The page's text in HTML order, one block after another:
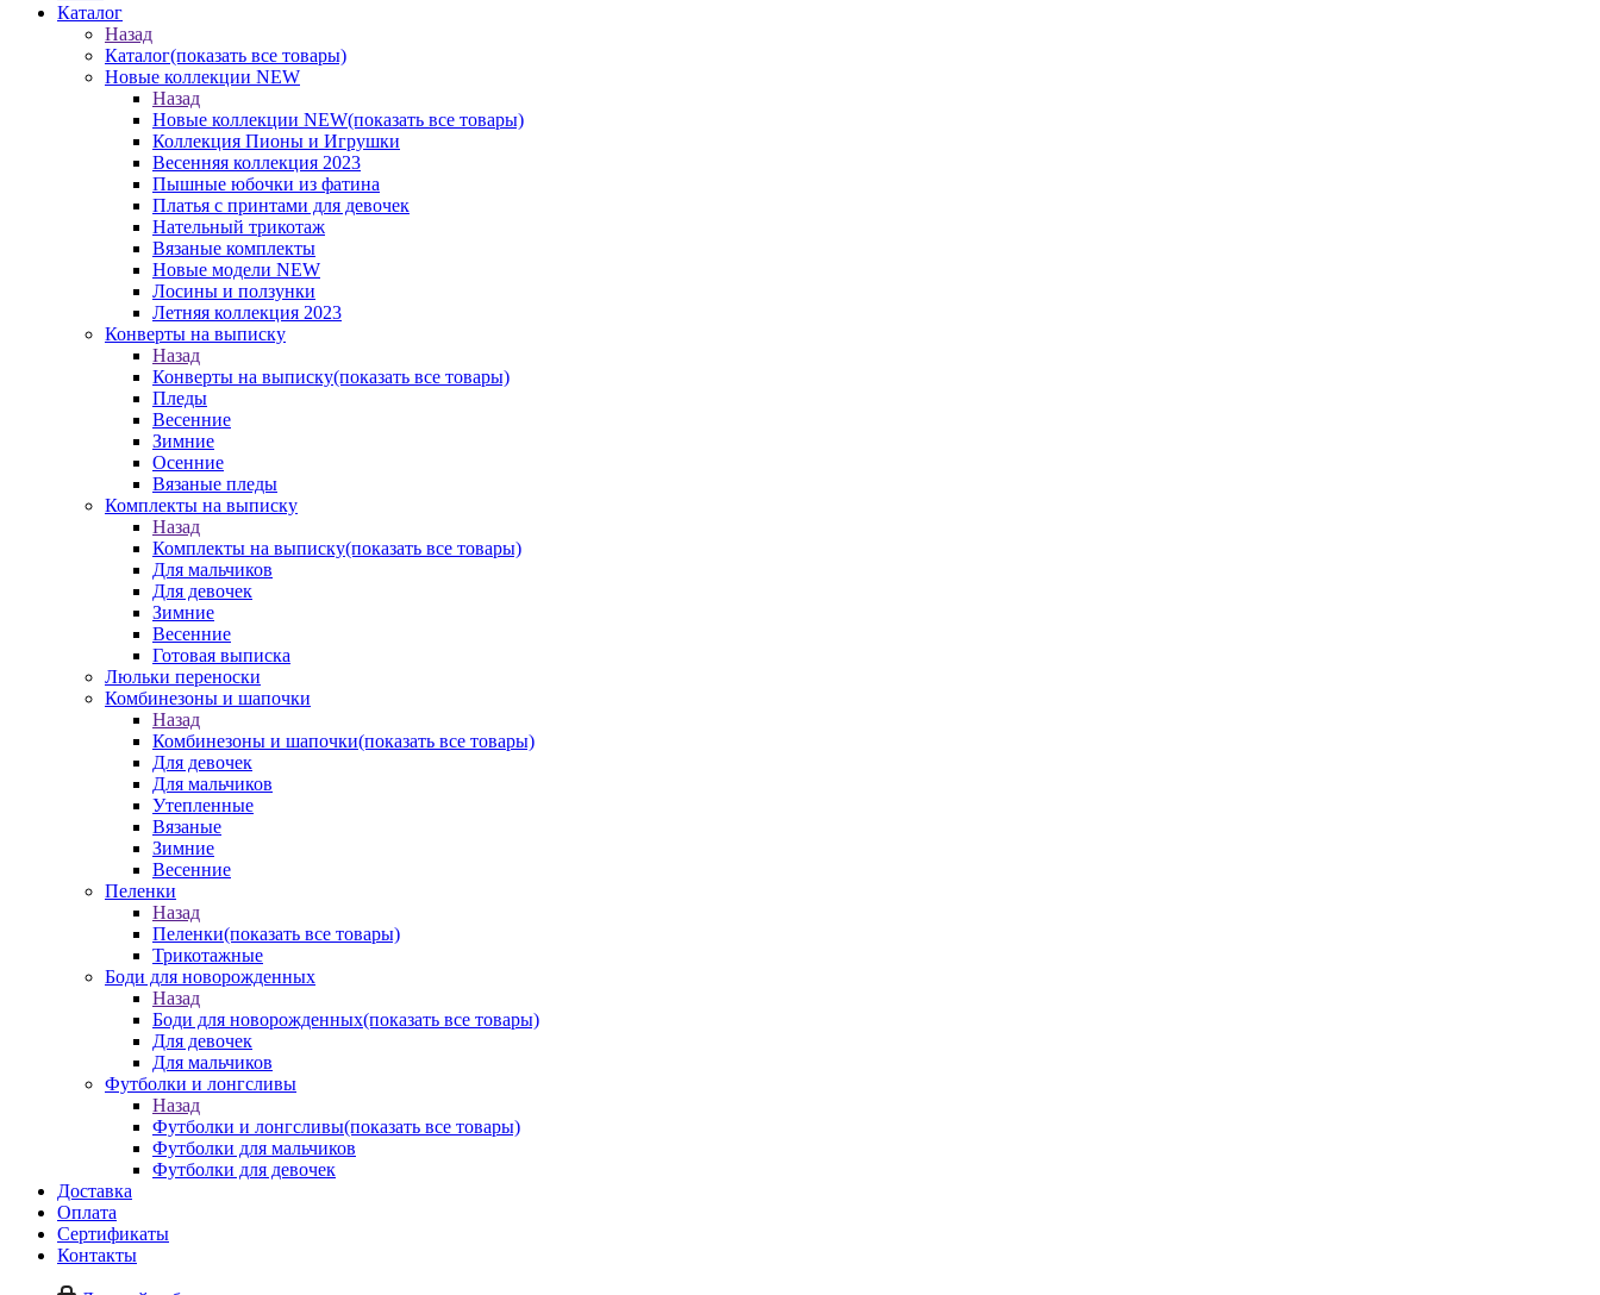
Каталог
Назад
Каталог(показать все товары)
Новые коллекции NEW
Назад
Новые коллекции NEW(показать все товары)
Коллекция Пионы и Игрушки
Весенняя коллекция 2023
Пышные юбочки из фатина
Платья с принтами для девочек
Нательный трикотаж
Вязаные комплекты
Новые модели NEW
Лосины и ползунки
Летняя коллекция 2023
Конверты на выписку
Назад
Конверты на выписку(показать все товары)
Пледы
Весенние
Зимние
Осенние
Вязаные пледы
Комплекты на выписку
Назад
Комплекты на выписку(показать все товары)
Для мальчиков
Для девочек
Зимние
Весенние
Готовая выписка
Люльки переноски
Комбинезоны и шапочки
Назад
Комбинезоны и шапочки(показать все товары)
Для девочек
Для мальчиков
Утепленные
Вязаные
Зимние
Весенние
Пеленки
Назад
Пеленки(показать все товары)
Трикотажные
Боди для новорожденных
Назад
Боди для новорожденных(показать все товары)
Для девочек
Для мальчиков
Футболки и лонгсливы
Назад
Футболки и лонгсливы(показать все товары)
Футболки для мальчиков
Футболки для девочек
Доставка
Оплата
Сертификаты
Контакты